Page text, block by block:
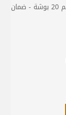
الماركة : فورويل بلد الصنع : الصين - العدد : طقم 20 بوشة - ضمان